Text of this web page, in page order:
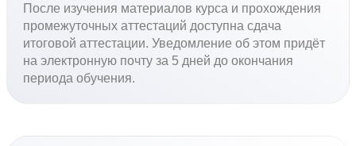
После изучения материалов курса и прохождения
промежуточных аттестаций доступна сдача
итоговой аттестации. Уведомление об этом придёт
на электронную почту за 5 дней до окончания
периода обучения.